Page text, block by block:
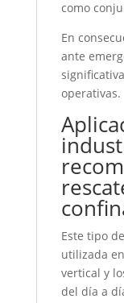
como
En
ante
operativas.
Este tipo
utilizada
vertical y
del día a